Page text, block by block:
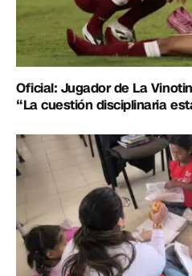
Oficial: Jugador de La
“La cuestión disciplinaria